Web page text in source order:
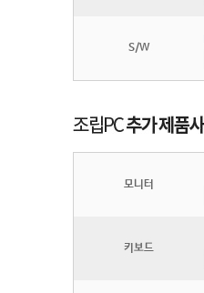
S/W
모니터
키보드